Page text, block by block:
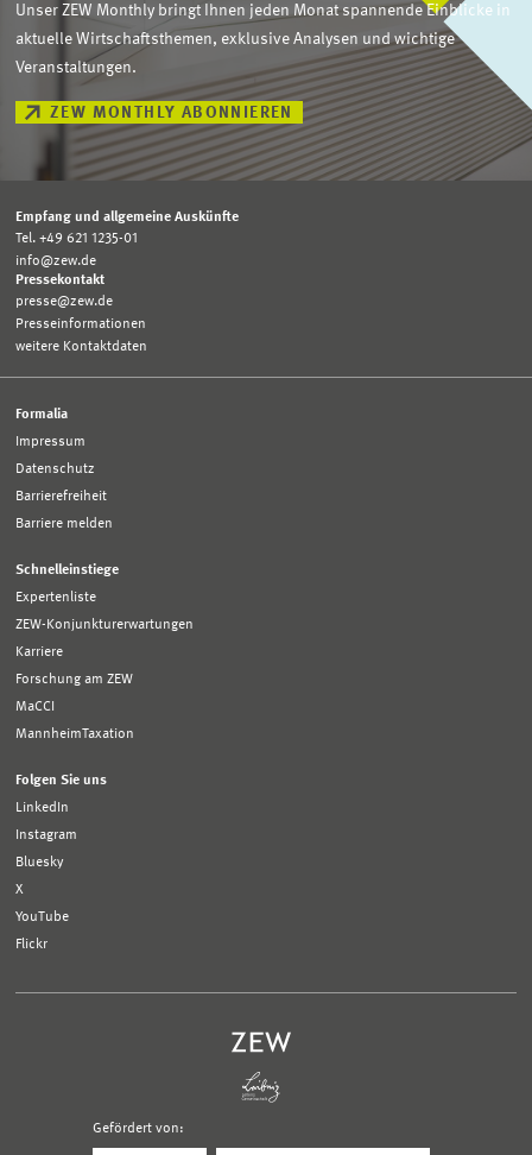
Unser ZEW Monthly bringt Ihnen jeden Monat spannende Einblicke in
aktuelle Wirtschaftsthemen, exklusive Analysen und wichtige
Veranstaltungen.
ZEW MONTHLY ABONNIEREN
Empfang und allgemeine Auskünfte
Tel. +49 621 1235-01
info@zew.de
Pressekontakt
presse@zew.de
Presseinformationen
weitere Kontaktdaten
Formalia
Impressum
Datenschutz
Barrierefreiheit
Barriere melden
Schnelleinstiege
Expertenliste
ZEW-Konjunkturerwartungen
Karriere
Forschung am ZEW
MaCCI
MannheimTaxation
Folgen Sie uns
LinkedIn
Instagram
Bluesky
X
YouTube
Flickr
Gefördert von: